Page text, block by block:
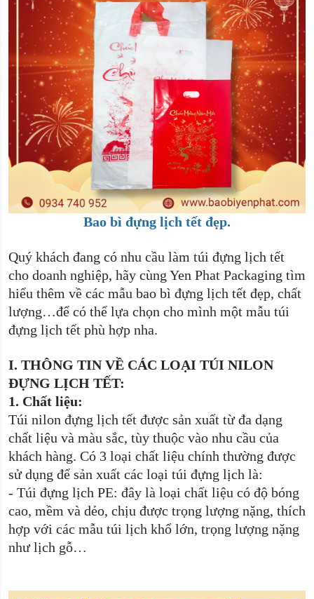
Bao bì đựng lịch tết đẹp.
Quý khách đang có nhu cầu làm túi đựng lịch tết
cho doanh nghiệp, hãy cùng Yen Phat Packaging tìm
hiểu thêm về các mẫu bao bì đựng lịch tết đẹp, chất
lượng…để có thể lựa chọn cho mình một mẫu túi
đựng lịch tết phù hợp nha.
I. THÔNG TIN VỀ CÁC LOẠI TÚI NILON
ĐỰNG LỊCH TẾT:
1. Chất liệu:
Túi nilon đựng lịch tết được sản xuất từ đa dạng
chất liệu và màu sắc, tùy thuộc vào nhu cầu của
khách hàng. Có 3 loại chất liệu chính thường được
sử dụng để sản xuất các loại túi đựng lịch là:
- Túi đựng lịch PE: đây là loại chất liệu có độ bóng
cao, mềm và dẻo, chịu được trọng lượng nặng, thích
hợp với các mẫu túi lịch khổ lớn, trọng lượng nặng
như lịch gỗ…